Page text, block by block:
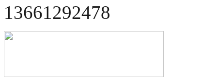
13661292478